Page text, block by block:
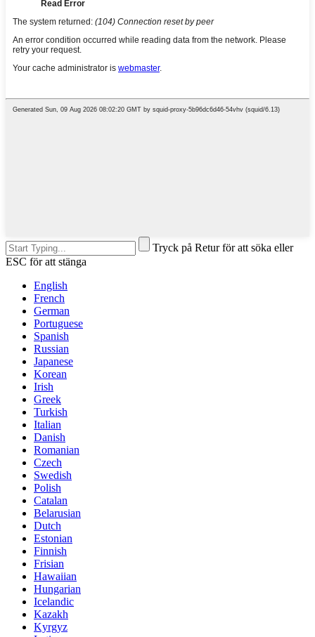
Tryck på Retur för att söka eller
ESC för att stänga
English
French
German
Portuguese
Spanish
Russian
Japanese
Korean
Irish
Greek
Turkish
Italian
Danish
Romanian
Czech
Swedish
Polish
Catalan
Belarusian
Dutch
Estonian
Finnish
Frisian
Hawaiian
Hungarian
Icelandic
Kazakh
Kyrgyz